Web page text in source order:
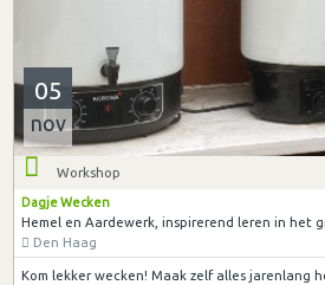
05
nov
Workshop
Dagje Wecken
Hemel en Aardewerk, inspirerend leren in het
Den Haag
Kom lekker wecken! Maak zelf alles jarenlang